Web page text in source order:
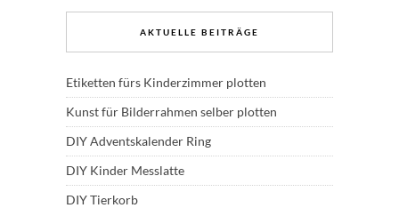
AKTUELLE BEITRÄGE
Etiketten fürs Kinderzimmer plotten
Kunst für Bilderrahmen selber plotten
DIY Adventskalender Ring
DIY Kinder Messlatte
DIY Tierkorb